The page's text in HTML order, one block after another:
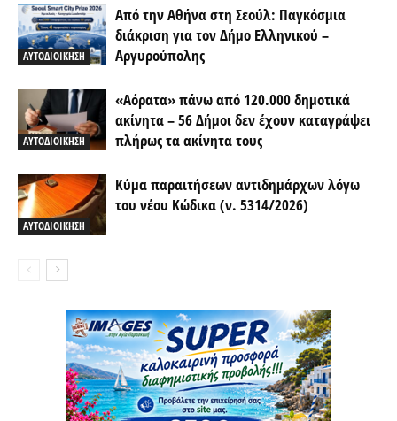
ΑΥΤΟΔΙΟΙΚΗΣΗ
Από την Αθήνα στη Σεούλ: Παγκόσμια
διάκριση για τον Δήμο Ελληνικού –
Αργυρούπολης
ΑΥΤΟΔΙΟΙΚΗΣΗ
«Αόρατα» πάνω από 120.000 δημοτικά
ακίνητα – 56 Δήμοι δεν έχουν καταγράψει
πλήρως τα ακίνητα τους
ΑΥΤΟΔΙΟΙΚΗΣΗ
Κύμα παραιτήσεων αντιδημάρχων λόγω
του νέου Κώδικα (ν. 5314/2026)